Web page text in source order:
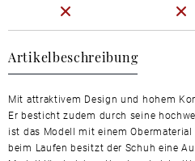
Artikelbeschreibung
Mit attraktivem Design und hohem
Er besticht zudem durch seine
ist das Modell mit einem
beim Laufen besitzt der Schuh eine